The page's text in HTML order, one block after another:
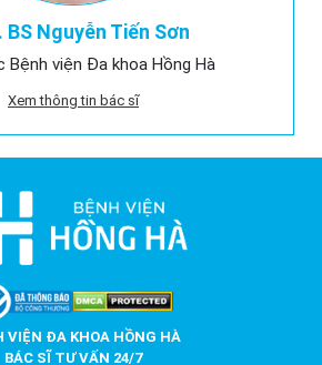
BS Nguyễn Tiến Sơn
Bệnh viện Đa khoa Hồng Hà
Xem thông tin bác sĩ
VIỆN ĐA KHOA HỒNG HÀ
BÁC SĨ TƯ VẤN 24/7